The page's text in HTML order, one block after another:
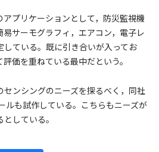
プリケーションとして，防災監視機
サーモグラフィ，エアコン，電子レ
している。既に引き合いが入ってお
価を重ねている最中だという。
センシングのニーズを探るべく，同社
も試作している。こちらもニーズが
している。